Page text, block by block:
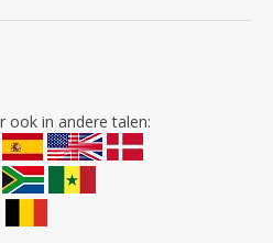
ook in andere talen: